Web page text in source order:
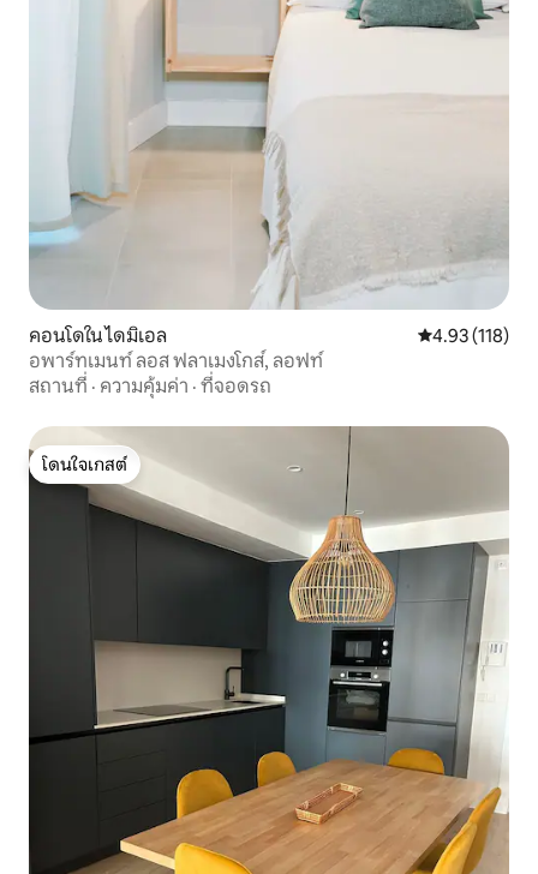
คอนโดใน ไดมิเอล คะแนนเฉลี่ย
4.93 (118)
อพาร์ทเมนท์ ลอส ฟลาเมงโกส์, ลอฟท์
สถานที่ · ความคุ้มค่า · ที่จอดรถ
โดนใจเกสต์
โดนใจเกสต์